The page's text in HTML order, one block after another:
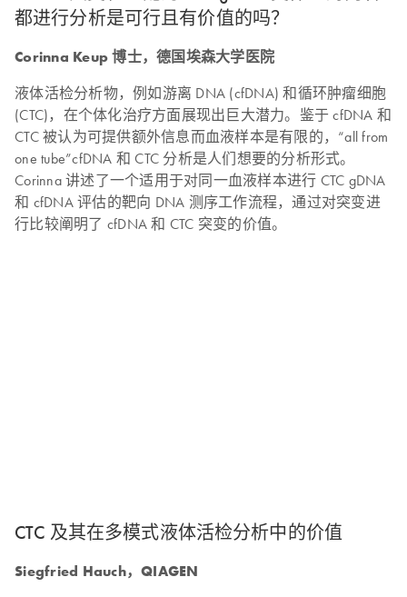
都进行分析是可行且有价值的吗？
Corinna Keup 博士，德国埃森大学医院
液体活检分析物，例如游离 DNA (cfDNA) 和循环肿瘤细胞
(CTC)，在个体化治疗方面展现出巨大潜力。鉴于 cfDNA 和
CTC 被认为可提供额外信息而血液样本是有限的，“all from
one tube”cfDNA 和 CTC 分析是人们想要的分析形式。
Corinna 讲述了一个适用于对同一血液样本进行 CTC gDNA
和 cfDNA 评估的靶向 DNA 测序工作流程，通过对突变进
行比较阐明了 cfDNA 和 CTC 突变的价值。
CTC 及其在多模式液体活检分析中的价值
Siegfried Hauch，QIAGEN